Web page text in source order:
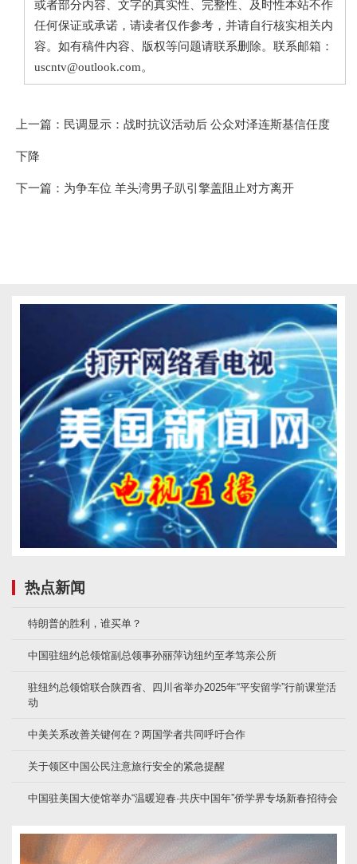
或者部分内容、文字的真实性、完整性、及时性本站不作
任何保证或承诺，请读者仅作参考，并请自行核实相关内
容。如有稿件内容、版权等问题请联系删除。联系邮箱：
uscntv@outlook.com。
上一篇： 民调显示：战时抗议活动后 公众对泽连斯基信任度
下降
下一篇： 为争车位 羊头湾男子趴引擎盖阻止对方离开
热点新闻
特朗普的胜利，谁买单？
中国驻纽约总领馆副总领事孙丽萍访纽约至孝笃亲公所
驻纽约总领馆联合陕西省、四川省举办2025年“平安留学”行前课堂活
动
中美关系改善关键何在？两国学者共同呼吁合作
关于领区中国公民注意旅行安全的紧急提醒
中国驻美国大使馆举办“温暖迎春·共庆中国年”侨学界专场新春招待会